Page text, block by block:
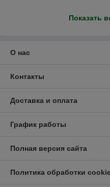
Показать
О нас
Контакты
Доставка и оплата
График работы
Полная версия сайта
Политика обработки